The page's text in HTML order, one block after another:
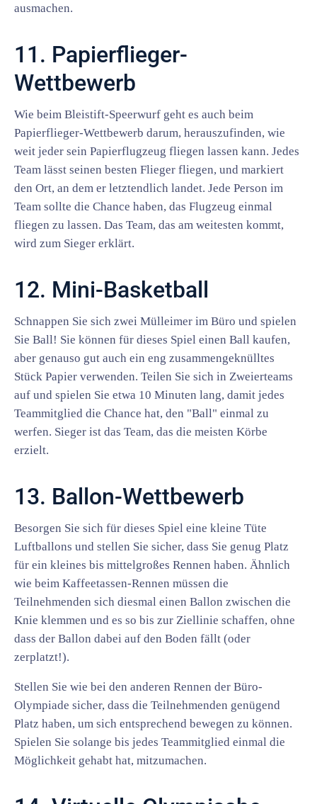
ausmachen.
11. Papierflieger-
Wettbewerb
Wie beim Bleistift-Speerwurf geht es auch beim
Papierflieger-Wettbewerb darum, herauszufinden, wie
weit jeder sein Papierflugzeug fliegen lassen kann. Jedes
Team lässt seinen besten Flieger fliegen, und markiert
den Ort, an dem er letztendlich landet. Jede Person im
Team sollte die Chance haben, das Flugzeug einmal
fliegen zu lassen. Das Team, das am weitesten kommt,
wird zum Sieger erklärt.
12. Mini-Basketball
Schnappen Sie sich zwei Mülleimer im Büro und spielen
Sie Ball! Sie können für dieses Spiel einen Ball kaufen,
aber genauso gut auch ein eng zusammengeknülltes
Stück Papier verwenden. Teilen Sie sich in Zweierteams
auf und spielen Sie etwa 10 Minuten lang, damit jedes
Teammitglied die Chance hat, den "Ball" einmal zu
werfen. Sieger ist das Team, das die meisten Körbe
erzielt.
13. Ballon-Wettbewerb
Besorgen Sie sich für dieses Spiel eine kleine Tüte
Luftballons und stellen Sie sicher, dass Sie genug Platz
für ein kleines bis mittelgroßes Rennen haben. Ähnlich
wie beim Kaffeetassen-Rennen müssen die
Teilnehmenden sich diesmal einen Ballon zwischen die
Knie klemmen und es so bis zur Ziellinie schaffen, ohne
dass der Ballon dabei auf den Boden fällt (oder
zerplatzt!).
Stellen Sie wie bei den anderen Rennen der Büro-
Olympiade sicher, dass die Teilnehmenden genügend
Platz haben, um sich entsprechend bewegen zu können.
Spielen Sie solange bis jedes Teammitglied einmal die
Möglichkeit gehabt hat, mitzumachen.